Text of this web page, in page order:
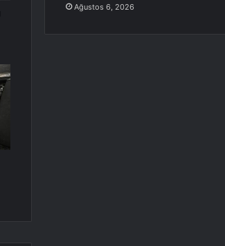
Ağustos 6, 2026